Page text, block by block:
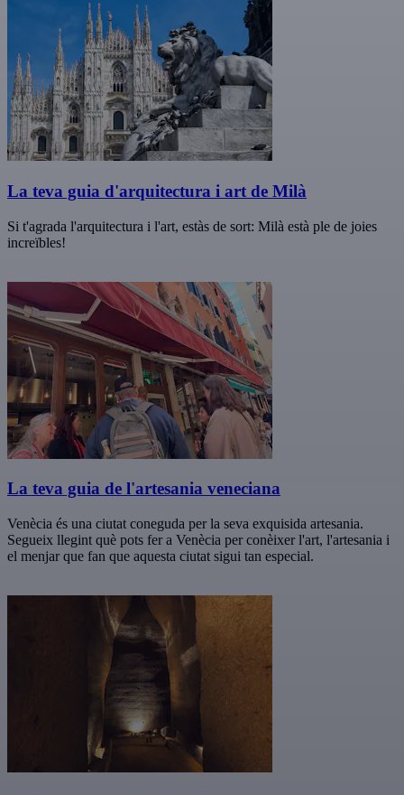
La teva guia d'arquitectura i art de Milà
Si t'agrada l'arquitectura i l'art, estàs de sort: Milà està ple de joies
increïbles!
La teva guia de l'artesania veneciana
Venècia és una ciutat coneguda per la seva exquisida artesania.
Segueix llegint què pots fer a Venècia per conèixer l'art, l'artesania i
el menjar que fan que aquesta ciutat sigui tan especial.